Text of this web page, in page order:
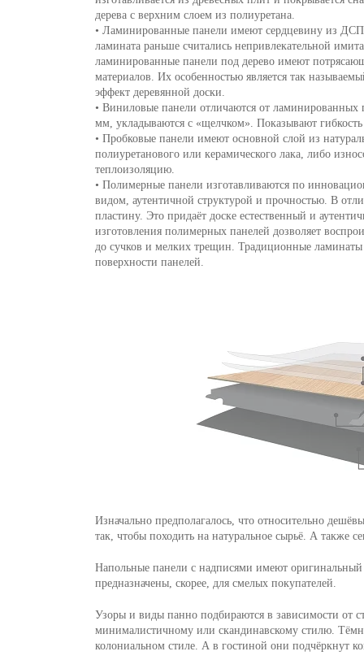
дерева с верхним слоем из полиуретана.
• Ламинированные панели имеют сердцевину из
ламината раньше считались непривлекательной
ламинированные панели под дерево имеют
материалов. Их особенностью является так
эффект деревянной доски.
• Виниловые панели отличаются от
мм, укладываются с «щелчком». Показывают
• Пробковые панели имеют основной слой из
полиуретанового или керамического лака, либо
теплоизоляцию.
• Полимерные панели изготавливаются по
видом, аутентичной структурой и прочностью. В
пластину. Это придаёт доске естественный и
изготовления полимерных панелей дозволяет
до сучков и мелких трещин. Традиционные
поверхности панелей.
Изначально предполагалось, что относительно
так, чтобы походить на натуральное сырьё. А также
Напольные панели с надписями имеют
предназначены, скорее, для смелых покупателей.
Узоры и виды панно подбираются в зависимости от
минималистичному или скандинавскому стилю.
колониальном стиле. А в гостиной они подчёркнут